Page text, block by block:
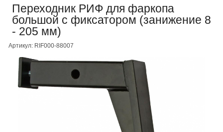
Переходник РИФ для фаркопа
большой с фиксатором (занижение 8
- 205 мм)
Артикул: RIF000-88007